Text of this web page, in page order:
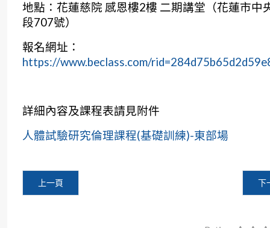
地點：花蓮慈院 感恩樓2樓 二期講堂（花蓮市中
段707號）
報名網址：
https://www.beclass.com/
詳細內容及課程表請見附件
人體試驗研究倫理課程(基礎訓練)-東部場
上一篇文章: 【代公告】財團法人醫學研究倫理基金會於113
上一頁 下
下